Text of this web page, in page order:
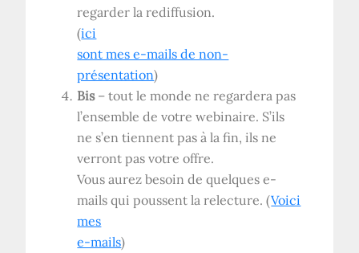
regarder la rediffusion.
(ici
sont mes e-mails de non-
présentation)
Bis– tout le monde ne regardera pas
l’ensemble de votre webinaire. S’ils
ne s’en tiennent pas à la fin, ils ne
verront pas votre offre.
Vous aurez besoin de quelques e-
mails qui poussent la relecture. (Voici
mes
e-mails)